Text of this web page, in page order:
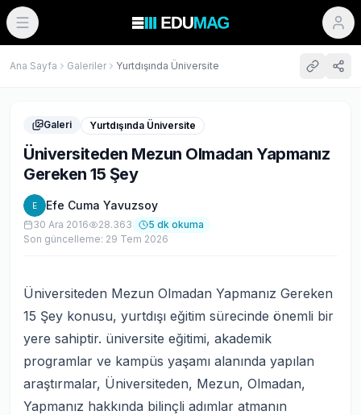
Ana Sayfa Galeriler Yurtdışında Üniversite
Galeri Yurtdışında Üniversite
Üniversiteden Mezun Olmadan Yapmanız
Gereken 15 Şey
E Efe Cuma Yavuzsoy
30 Ara 2016 28.363 5 dk okuma
Son güncelleme: 29 Tem 2026
Üniversiteden Mezun Olmadan Yapmanız Gereken
15 Şey konusu, yurtdışı eğitim sürecinde önemli bir
yere sahiptir. üniversite eğitimi, akademik
programlar ve kampüs yaşamı alanında yapılan
araştırmalar, Üniversiteden, Mezun, Olmadan,
Yapmanız hakkında bilinçli adımlar atmanın